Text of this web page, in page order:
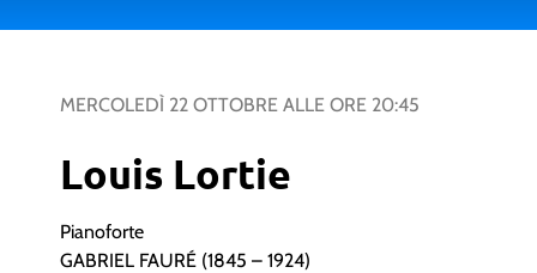
MERCOLEDÌ 22 OTTOBRE ALLE ORE 20:45
Louis Lortie
Pianoforte
GABRIEL FAURÉ (1845 – 1924)